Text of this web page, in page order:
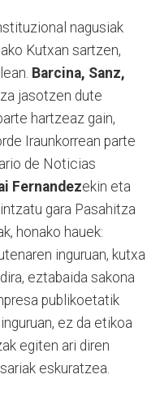
nagusiak
Kutxan sartzen,
Barcina, Sanz,
jasotzen dute
hartzeaz gain,
Iraunkorrean parte
de Noticias
Fernandezekin eta
gara Pasahitza
honako hauek:
inguruan, kutxa
eztabaida sakona
publikoetatik
ez da etikoa
egiten ari diren
eskuratzea.